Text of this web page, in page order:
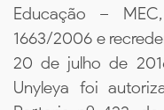
Educação –
1663/2006 e
20 de julho de
Unyleya foi